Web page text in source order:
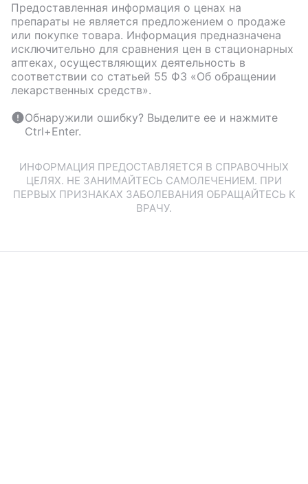
Предоставленная информация о ценах на
препараты не является предложением о продаже
или покупке товара. Информация предназначена
исключительно для сравнения цен в стационарных
аптеках, осуществляющих деятельность в
соответствии со статьей 55 ФЗ «Об обращении
лекарственных средств».
Обнаружили ошибку? Выделите ее и нажмите
Ctrl+Enter.
ИНФОРМАЦИЯ ПРЕДОСТАВЛЯЕТСЯ В СПРАВОЧНЫХ
ЦЕЛЯХ. НЕ ЗАНИМАЙТЕСЬ САМОЛЕЧЕНИЕМ. ПРИ
ПЕРВЫХ ПРИЗНАКАХ ЗАБОЛЕВАНИЯ ОБРАЩАЙТЕСЬ К
ВРАЧУ.